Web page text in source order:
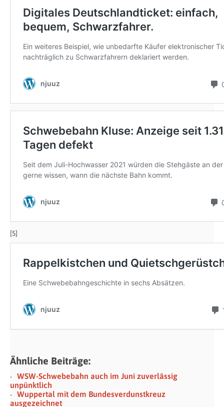
[5]
Ähnliche Beiträge:
WSW-Schwebebahn auch im Juni zuverlässig
unpünktlich
Wuppertal mit dem Bundesverdunstkreuz
ausgezeichnet